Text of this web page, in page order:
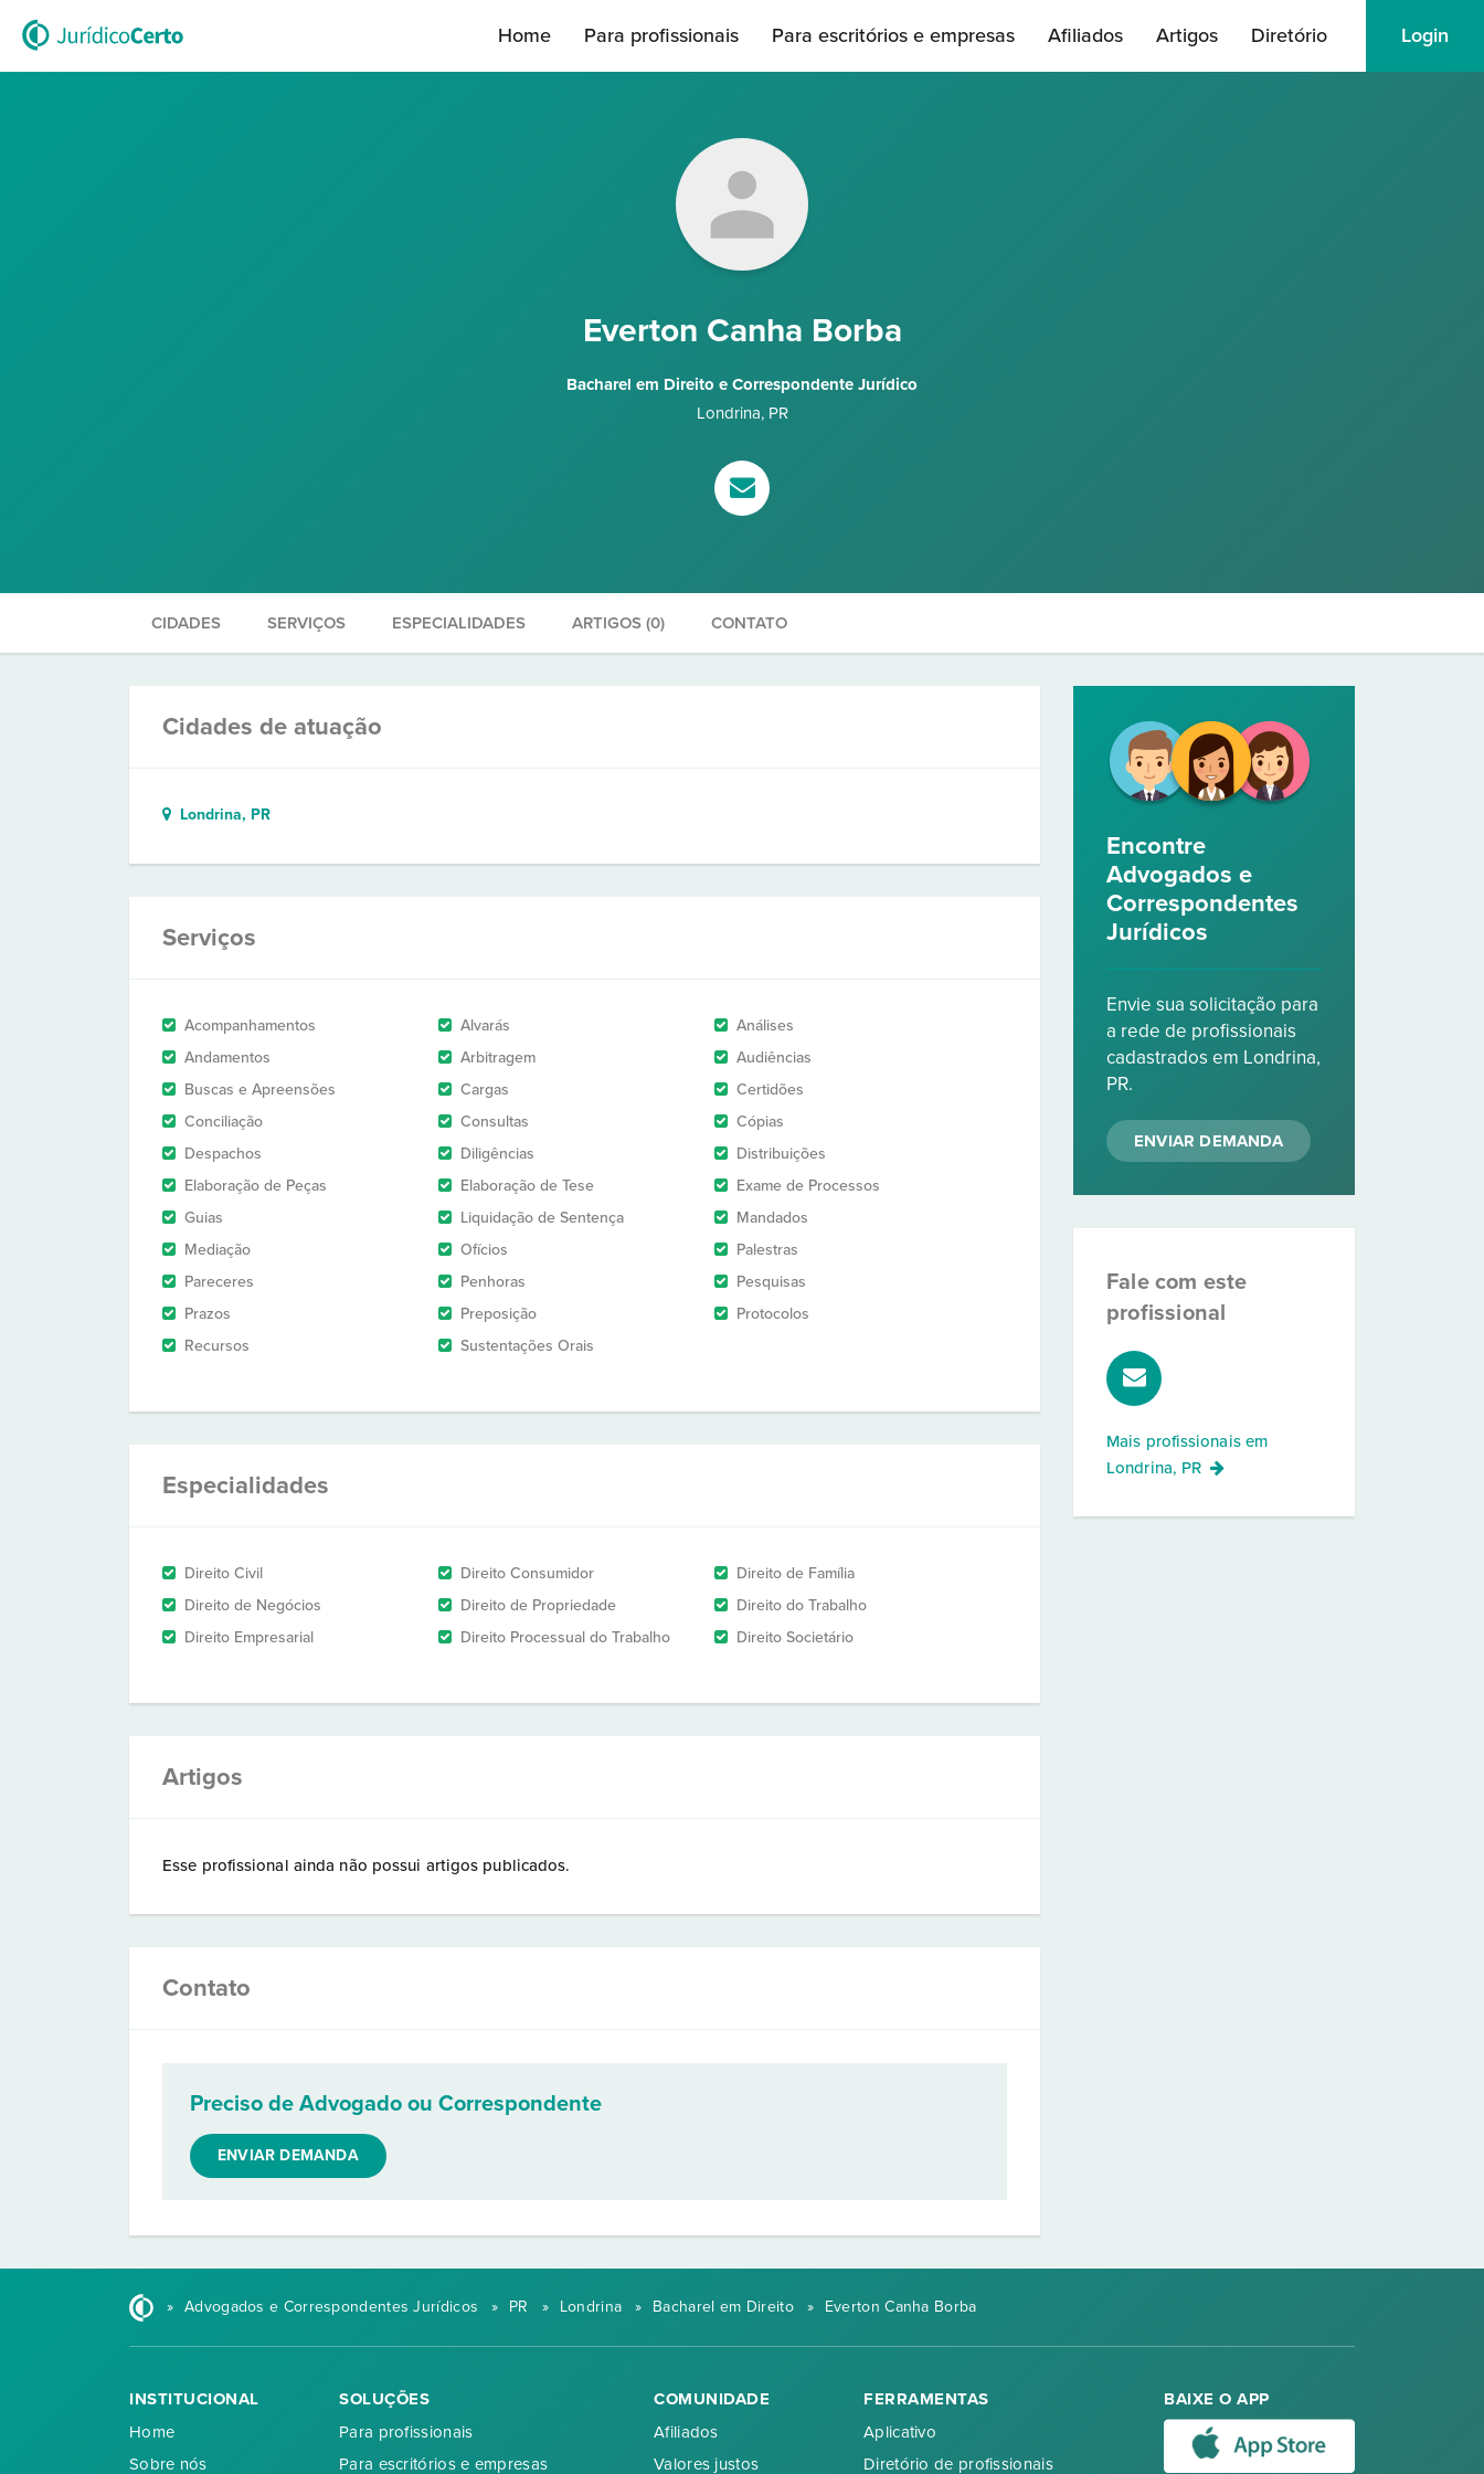
Home Para profissionais Para escritórios e empresas Afiliados Artigos Diretório Login
Everton Canha Borba
Bacharel em Direito e Correspondente Jurídico
Londrina, PR
CIDADES SERVIÇOS ESPECIALIDADES ARTIGOS (0) CONTATO
Cidades de atuação
Londrina, PR
Serviços
Acompanhamentos Alvarás
Análises
Andamentos
Arbitragem
Audiências
Buscas e Apreensões
Cargas
Certidões
Conciliação
Consultas
Cópias
Despachos
Diligências
Distribuições
Elaboração de Peças
Elaboração de Tese
Exame de Processos
Guias
Liquidação de Sentença
Mandados
Mediação
Ofícios
Palestras
Pareceres
Penhoras
Pesquisas
Prazos
Preposição
Protocolos
Recursos
Sustentações Orais
Especialidades
Direito Civil Direito Consumidor
Direito de Família
Direito de Negócios
Direito de Propriedade
Direito do Trabalho
Direito Empresarial
Direito Processual do Trabalho Direito Societário
Artigos
Esse profissional ainda não possui artigos publicados.
Contato
Preciso de Advogado ou Correspondente
ENVIAR DEMANDA
Encontre
Advogados e
Correspondentes
Jurídicos
Envie sua solicitação para
a rede de profissionais
cadastrados em Londrina,
PR.
ENVIAR DEMANDA
Fale com este
profissional
Mais profissionais em
Londrina, PR
» Advogados e Correspondentes Jurídicos » PR » Londrina » Bacharel em Direito » Everton Canha Borba
INSTITUCIONAL
Home
Sobre nós
SOLUÇÕES
Para profissionais
Para escritórios e empresas
COMUNIDADE
Afiliados
Valores justos
FERRAMENTAS
Aplicativo
Diretório de profissionais
BAIXE O APP